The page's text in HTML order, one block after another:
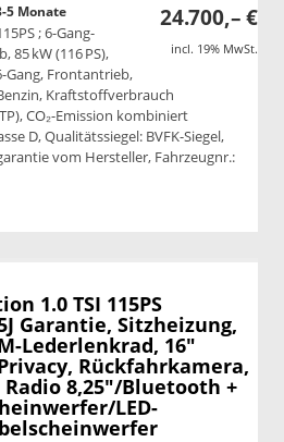
24.700,– €
incl. 19% MwSt.
5 Monate
; 6-Gang-
85 kW (116 PS),
Gang, Frontantrieb,
Kraftstoffverbrauch
CO₂-Emission kombiniert
D, Qualitätssiegel: BVFK-Siegel,
vom Hersteller, Fahrzeugnr.:
drucken
1.0 TSI 115PS
Garantie, Sitzheizung,
Lederlenkrad, 16"
Rückfahrkamera,
8,25"/Bluetooth +
LED-